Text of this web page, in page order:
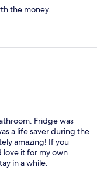
the money.
Fridge was
a life saver during the
amazing! If you
love it for my own
in a while.